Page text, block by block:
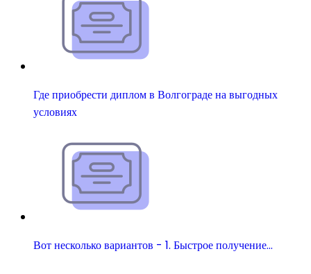
Где приобрести диплом в Волгограде на выгодных
условиях
Вот несколько вариантов - 1. Быстрое получение…